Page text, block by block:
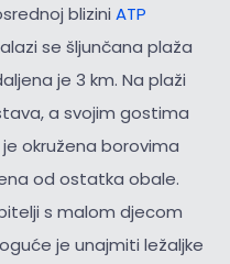
blizini ATP
se šljunčana plaža
je 3 km. Na plaži
a svojim gostima
okružena borovima
od ostatka obale.
s malom djecom
je unajmiti ležaljke